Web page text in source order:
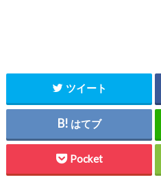
ツイート
はてブ
Pocket